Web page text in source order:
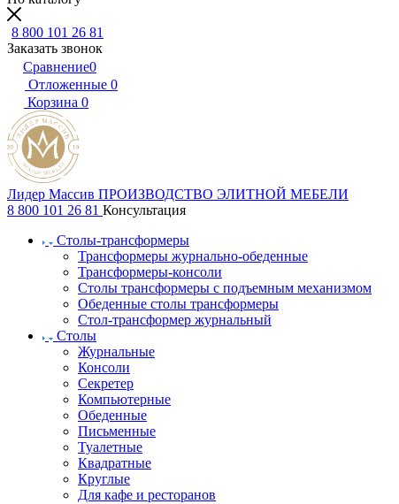
8 800 101 26 81
Заказать звонок
Сравнение0
Отложенные 0
Корзина 0
Лидер Массив ПРОИЗВОДСТВО ЭЛИТНОЙ МЕБЕЛИ
8 800 101 26 81 Консультация
Столы-трансформеры
Трансформеры журнально-обеденные
Трансформеры-консоли
Столы трансформеры с подъемным механизмом
Обеденные столы трансформеры
Стол-трансформер журнальный
Столы
Журнальные
Консоли
Секретер
Компьютерные
Обеденные
Письменные
Туалетные
Квадратные
Круглые
Для кафе и ресторанов